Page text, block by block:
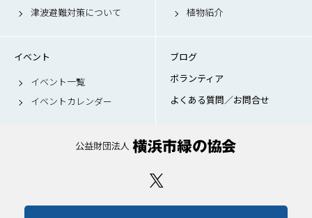
津波避難対策について
植物紹介
イベント
イベント一覧
イベントカレンダー
ブログ
ボランティア
よくある質問／お問合せ